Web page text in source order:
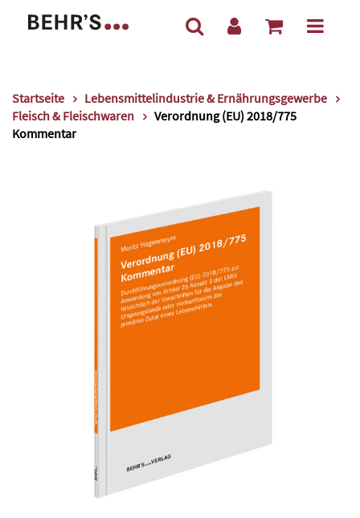
Startseite
Lebensmittelindustrie & Ernährungsgewerbe
Fleisch & Fleischwaren
Verordnung (EU) 2018/775
Kommentar